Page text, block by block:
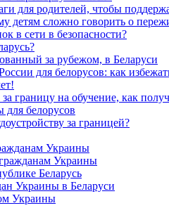
для родителей, чтобы
детям сложно говорить о
в сети в безопасности?
за рубежом, в Беларуси
для белорусов: как
границу на обучение, как
для белорусов
за границей?
Украины
Украины
Беларусь
Украины в Беларуси
Украины